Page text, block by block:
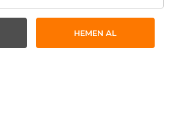
HEMEN AL